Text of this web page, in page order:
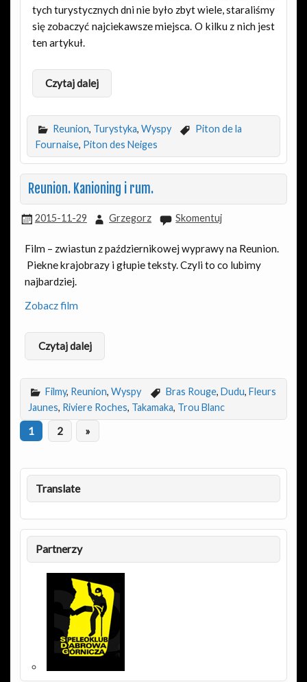
tych turystycznych dni nie było zbyt wiele, staraliśmy
się zobaczyć najciekawsze miejsca. O kilku z nich jest
ten artykuł.
Czytaj dalej
Reunion, Turystyka, Wyspy
Piton de la
Fournaise, Piton des Neiges
Reunion. Kanioning i rum.
2015-11-29 Grzegorz Skomentuj
Film – zwiastun z październikowej wyprawy na Reunion.
Piekne krajobrazy i głupie teksty. Czyli to co lubimy
najbardziej.
Zobacz film
Czytaj dalej
Filmy, Reunion,Wyspy Bras Rouge, Dudu, Fleurs
Jaunes, Riviere Roches, Takamaka, Trou Blanc
1 2 »
Translate
Partnerzy